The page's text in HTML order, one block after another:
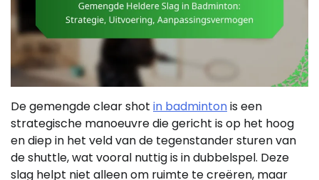
De gemengde clear shot in badmintonis een
strategische manoeuvre die gericht is op het hoog
en diep in het veld van de tegenstander sturen van
de shuttle, wat vooral nuttig is in dubbelspel. Deze
slag helpt niet alleen om ruimte te creëren, maar